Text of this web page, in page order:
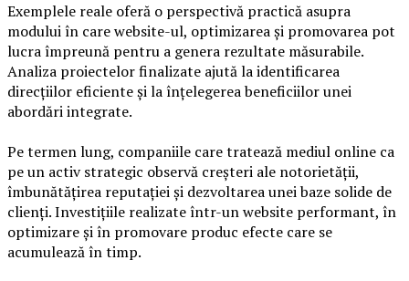
Exemplele reale oferă o perspectivă practică asupra
modului în care website-ul, optimizarea și promovarea pot
lucra împreună pentru a genera rezultate măsurabile.
Analiza proiectelor finalizate ajută la identificarea
direcțiilor eficiente și la înțelegerea beneficiilor unei
abordări integrate.
Pe termen lung, companiile care tratează mediul online ca
pe un activ strategic observă creșteri ale notorietății,
îmbunătățirea reputației și dezvoltarea unei baze solide de
clienți. Investițiile realizate într-un website performant, în
optimizare și în promovare produc efecte care se
acumulează în timp.